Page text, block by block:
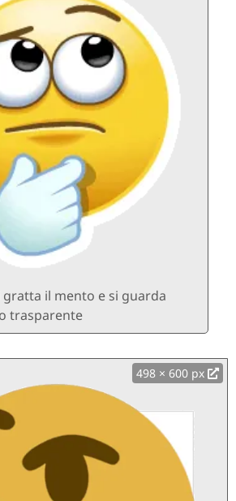
gratta il mento e si guarda
trasparente
498 × 600 px